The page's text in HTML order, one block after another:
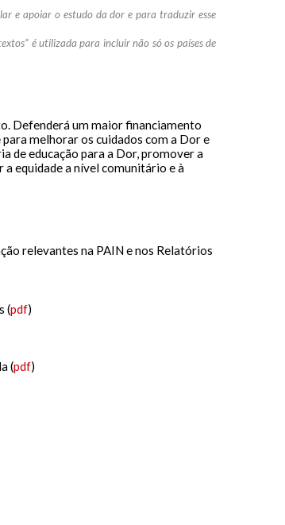
e apoiar o estudo da dor e para traduzir esse
é utilizada para incluir não só os países de
Defenderá um maior financiamento
melhorar os cuidados com a Dor e
de educação para a Dor, promover a
equidade a nível comunitário e à
relevantes na PAIN e nos Relatórios
(pdf)
(pdf)